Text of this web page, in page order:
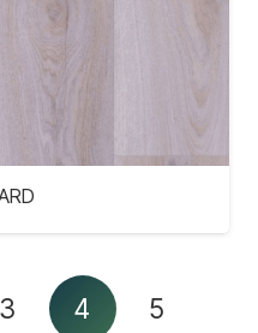
3 4 5